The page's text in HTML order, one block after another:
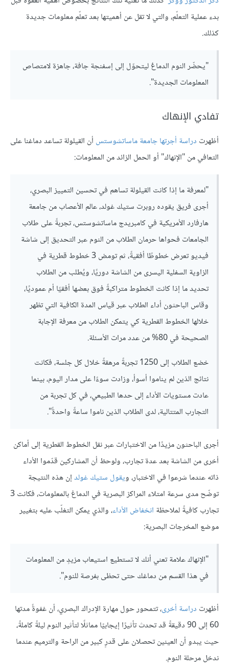
بدء عملية التعلّم، والتي لا تقل عن أهميتها بعد تعلّم معلومات جديدة
كذلك.
"يحضّر النوم الدماغَ ليتحوّل إلى إسفنجة جافة، جاهزة لامتصاص
المعلومات الجديدة".
تفادي الإنهاك
أظهرت دراسة أجرتها جامعة ماساتشوستس أن القيلولة تساعد دماغنا على
التعافي من "الإنهاك" أو الحمل الزائد من المعلومات:
"لمعرفة ما إذا كانت القيلولة تساهم في تحسين التمييز البصري،
أجرى فريق يقوده روبرت ستيك غولد، عالم الأعصاب من جامعة
هارفارد الأمريكية في كامبريدج ماساتشوستس، تجربةً على طلاب
الجامعات فحواها حرمان الطلاب من النوم عبر التحديق إلى شاشة
فيديو تعرض خطوطًا أفقيةً، ثم تومض 3 خطوط قطرية في
الزاوية السفلية اليسرى من الشاشة دوريًا، ويُطلب من الطلاب
تحديد ما إذا كانت الخطوط متراكبةً فوق بعضها أفقيًا أم عموديًا،
وقاس الباحثون أداء الطلاب عبر قياس المدة الكافية التي تظهر
خلالها الخطوط القطرية كي يتمكن الطلاب من معرفة الإجابة
الصحيحة في 80% من عدد مرات الأسئلة.
خضع الطلاب إلى 1250 تجربةً مرهقةً خلال كل جلسة، فكانت
نتائج الذين لم يناموا أسوأ، وزادت سوءًا على مدار اليوم، بينما
عادت مستويات الأداء إلى حدها الطبيعي، في كل تجربة من
التجارب المتتالية، لدى الطلاب الذين ناموا ساعةً واحدةً".
أجرى الباحثون مزيدًا من الاختبارات عبر نقل الخطوط القطرية إلى أماكن
أخرى من الشاشة بعد عدة تجارب، ولوحظ أن المشاركين قدّموا الأداء
ذاته عندما شرعوا في الاختبار، ويقول ستيك غولدإن هذه النتيجة
توضّح مدى سرعة امتلاء المراكز البصرية في الدماغ بالمعلومات، فكانت 3
تجارب كافيةً لملاحظة انخفاض الأداء، والذي يمكن التغلّب عليه بتغيير
موضع المخرجات البصرية:
"الإنهاك علامة تعني أنك لا تستطيع استيعاب مزيدٍ من المعلومات
في هذا القسم من دماغك حتى تحظى بفرصة للنوم".
أظهرت دراسة أخرى، تتمحور حول مهارة الإدراك البصري، أن غفوةً مدتها
60 إلى 90 دقيقةً قد تحدث تأثيرًا إيجابيًا مماثلًا لتأثير النوم ليلةً كاملةً،
حيث يبدو أن العينين تحصلان على قدرٍ كبير من الراحة والترميم عندما
ندخل مرحلة النوم.